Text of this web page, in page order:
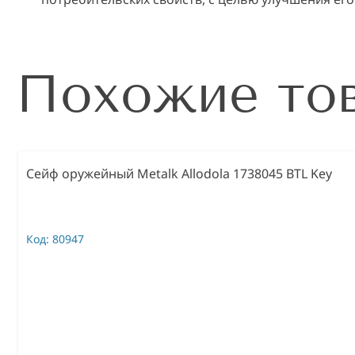
Похожие
Сейф оружейный Metalk Allodola 1738045 BTL Key
Код: 80947